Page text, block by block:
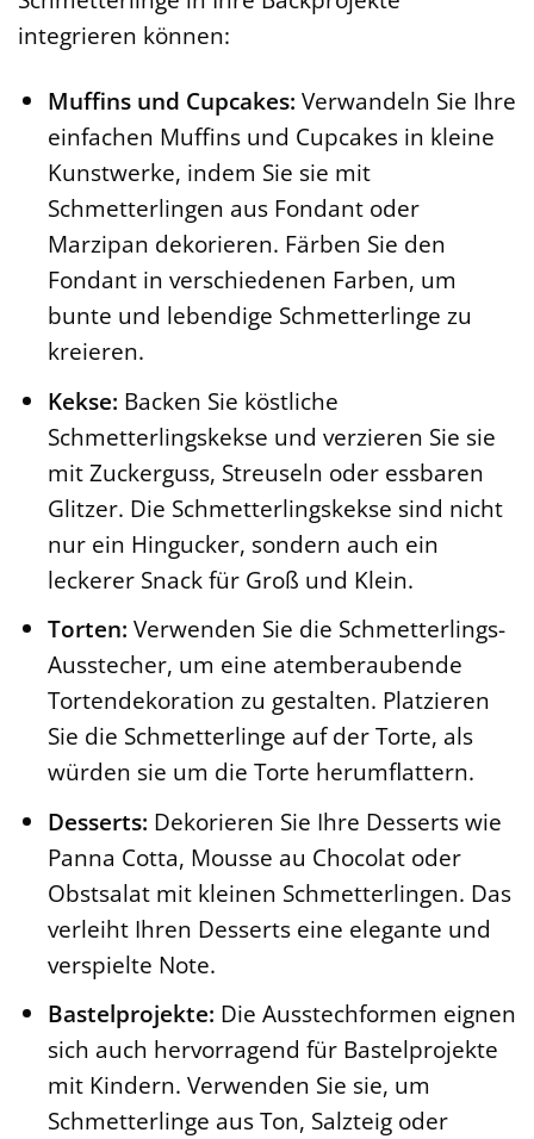
integrieren können:
Muffins und Cupcakes: Verwandeln Sie Ihre
einfachen Muffins und Cupcakes in kleine
Kunstwerke, indem Sie sie mit
Schmetterlingen aus Fondant oder
Marzipan dekorieren. Färben Sie den
Fondant in verschiedenen Farben, um
bunte und lebendige Schmetterlinge zu
kreieren.
Kekse: Backen Sie köstliche
Schmetterlingskekse und verzieren Sie sie
mit Zuckerguss, Streuseln oder essbaren
Glitzer. Die Schmetterlingskekse sind nicht
nur ein Hingucker, sondern auch ein
leckerer Snack für Groß und Klein.
Torten: Verwenden Sie die Schmetterlings-
Ausstecher, um eine atemberaubende
Tortendekoration zu gestalten. Platzieren
Sie die Schmetterlinge auf der Torte, als
würden sie um die Torte herumflattern.
Desserts: Dekorieren Sie Ihre Desserts wie
Panna Cotta, Mousse au Chocolat oder
Obstsalat mit kleinen Schmetterlingen. Das
verleiht Ihren Desserts eine elegante und
verspielte Note.
Bastelprojekte: Die Ausstechformen eignen
sich auch hervorragend für Bastelprojekte
mit Kindern. Verwenden Sie sie, um
Schmetterlinge aus Ton, Salzteig oder